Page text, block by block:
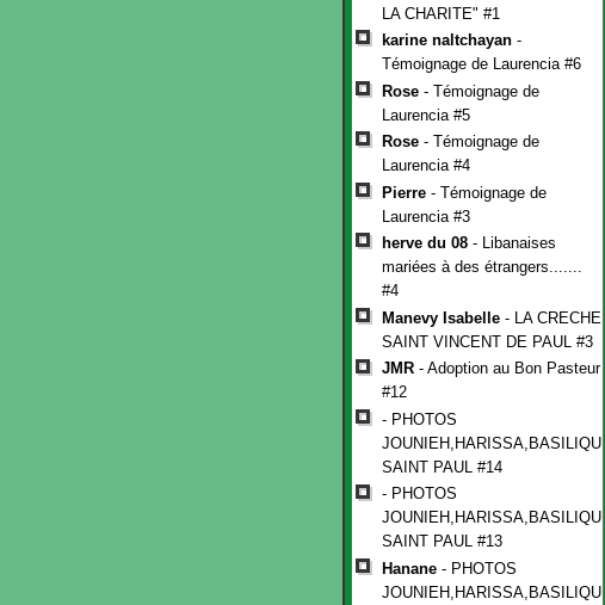
LA CHARITE" #1
karine naltchayan -
Témoignage de Laurencia #6
Rose - Témoignage de
Laurencia #5
Rose - Témoignage de
Laurencia #4
Pierre - Témoignage de
Laurencia #3
herve du 08 - Libanaises
mariées à des étrangers.......
#4
Manevy Isabelle - LA CRECHE
SAINT VINCENT DE PAUL #3
JMR - Adoption au Bon Pasteur
#12
- PHOTOS
JOUNIEH,HARISSA,BASILIQUE
SAINT PAUL #14
- PHOTOS
JOUNIEH,HARISSA,BASILIQUE
SAINT PAUL #13
Hanane - PHOTOS
JOUNIEH,HARISSA,BASILIQUE